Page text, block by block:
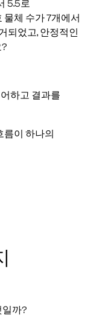
5.5로
물체 수가 7개에서
되었고, 안정적인
하고 결과를
름이 하나의
일까?